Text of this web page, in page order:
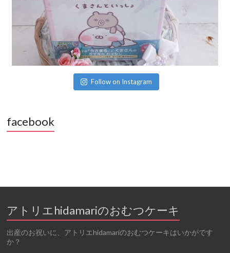
Follow on Instagram
facebook
アトリエhidamariのおむつケーキ
出産のお祝いに、アトリエhidamariのおむつケーキはいかがです
か？